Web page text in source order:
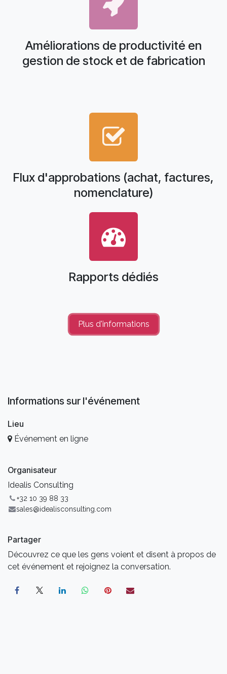
Améliorations de productivité en
gestion de stock et de fabrication
Flux d'approbations (achat, factures,
nomenclature)
Rapports dédiés
Plus d'informations
Informations sur l'événement
Lieu
Événement en ligne
Organisateur
Idealis Consulting
+32 10 39 88 33
sales@idealisconsulting.com
Partager
Découvrez ce que les gens voient et disent à propos de
cet événement et rejoignez la conversation.